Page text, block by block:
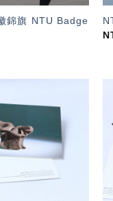
錦旗 NTU Badge
「願
單」